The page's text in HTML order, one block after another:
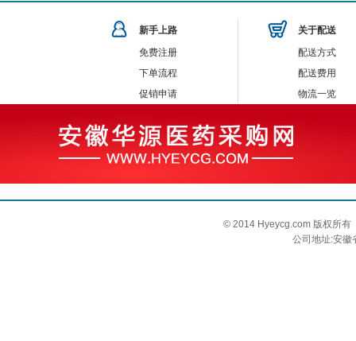
新手上路
免费注册
下单流程
促销申请
关于配送
配送方式
配送费用
物流一览
© 2014 Hyeycg.com 版权所有
公司地址:安